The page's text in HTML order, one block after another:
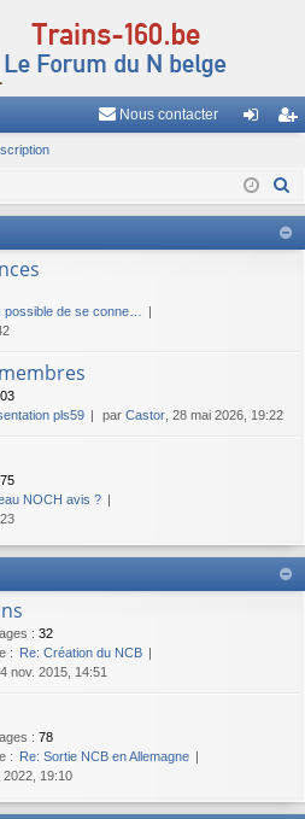
Nous contacter
ne cri
pti
possible de se conne…
pls59 par Castor , 28 mai 2026, 19:22
NOCH avis ?
: 32
: Re: Création du NCB
nov. 2015, 14:51
: 78
: Re: Sortie NCB en Allemagne
2022, 19:10